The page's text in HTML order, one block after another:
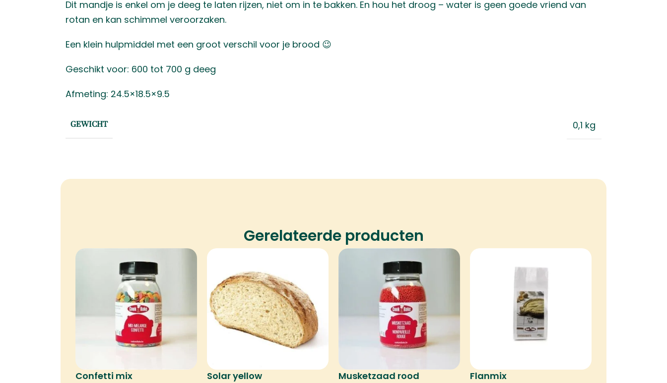
Dit mandje is enkel om je deeg te laten rijzen, niet om in te bakken. En hou het droog – water is geen goede vriend van
rotan en kan schimmel veroorzaken.
Een klein hulpmiddel met een groot verschil voor je brood 😉
Geschikt voor: 600 tot 700 g deeg
Afmeting: 24.5×18.5×9.5
GEWICHT 0,1 kg
Gerelateerde producten
Confetti mix
Solar yellow
Musketzaad rood
Flanmix